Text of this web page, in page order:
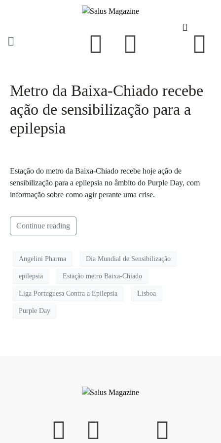
Metro da Baixa-Chiado recebe
ação de sensibilização para a
epilepsia
Estação do metro da Baixa-Chiado recebe hoje ação de
sensibilização para a epilepsia no âmbito do Purple Day, com
informação sobre como agir perante uma crise.
Continue reading
Angelini Pharma Dia Mundial de Sensibilização
epilepsia Estação metro Baixa-Chiado
Liga Portuguesa Contra a Epilepsia Lisboa
Purple Day